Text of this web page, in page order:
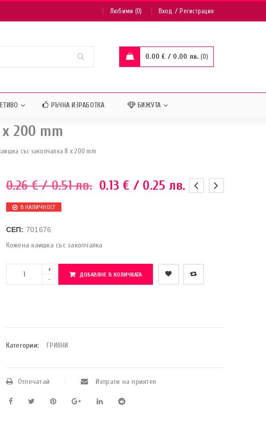
Любими (0) Вход /Регистрация
0.00€ / 0.00 лв. 0
РЪЧНА ИЗРАБОТКА БИЖУТА
200 mm
със закопчалка 8 x 200 mm
0.26€/ 0.51 лв. 0.13€ / 0.25 лв.
В НАЛИЧНОСТ
СЕП: 701676
Кожена каишка със закопчалка
ДОБАВЯНЕ В КОЛИЧКАТА
Категории: ГРИВНИ
Отпечатай Изпрати на приятел